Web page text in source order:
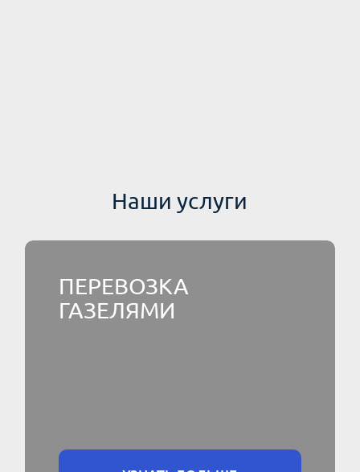
Наши услуги
ПЕРЕВОЗКА
ГАЗЕЛЯМИ